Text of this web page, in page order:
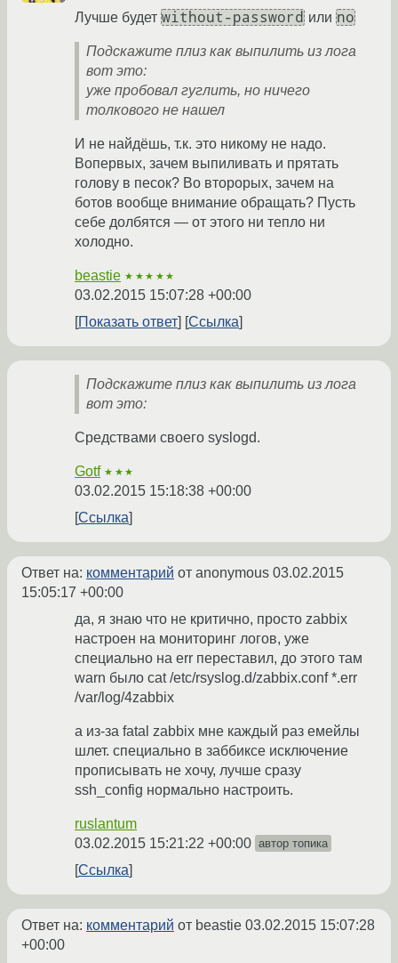
Лучше будет without-password или no
Подскажите плиз как выпилить из лога
вот это:
уже пробовал гуглить, но ничего
толкового не нашел
И не найдёшь, т.к. это никому не надо.
Вопервых, зачем выпиливать и прятать
голову в песок? Во второрых, зачем на
ботов вообще внимание обращать? Пусть
себе долбятся — от этого ни тепло ни
холодно.
beastie ★★★★★
03.02.2015 15:07:28 +00:00
Показать ответ
Ссылка
Подскажите плиз как выпилить из лога
вот это:
Средствами своего syslogd.
Gotf ★★★
03.02.2015 15:18:38 +00:00
Ссылка
Ответ на: комментарий от anonymous 03.02.2015
15:05:17 +00:00
да, я знаю что не критично, просто zabbix
настроен на мониторинг логов, уже
специально на err переставил, до этого там
warn было cat /etc/rsyslog.d/zabbix.conf *.err
/var/log/4zabbix
а из-за fatal zabbix мне каждый раз емейлы
шлет. специально в заббиксе исключение
прописывать не хочу, лучше сразу
ssh_config нормально настроить.
ruslantum
03.02.2015 15:21:22 +00:00 автор топика
Ссылка
Ответ на: комментарий от beastie 03.02.2015 15:07:28
+00:00